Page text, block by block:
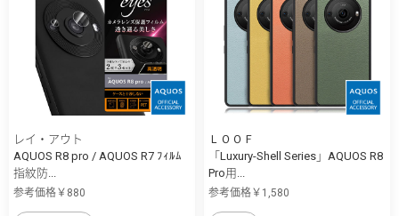
レイ・アウト
AQUOS R8 pro / AQUOS R7 ﾌｨﾙﾑ
指紋防...
参考価格￥880
ＬＯＯＦ
「Luxury-Shell Series」AQUOS R8
Pro用...
参考価格￥1,580